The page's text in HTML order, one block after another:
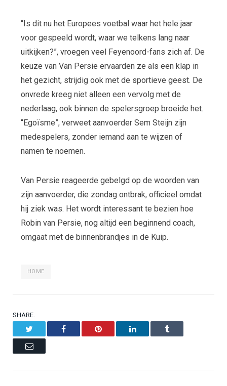
“Is dit nu het Europees voetbal waar het hele jaar
voor gespeeld wordt, waar we telkens lang naar
uitkijken?”, vroegen veel Feyenoord-fans zich af. De
keuze van Van Persie ervaarden ze als een klap in
het gezicht, strijdig ook met de sportieve geest. De
onvrede kreeg niet alleen een vervolg met de
nederlaag, ook binnen de spelersgroep broeide het.
“Egoïsme”, verweet aanvoerder Sem Steijn zijn
medespelers, zonder iemand aan te wijzen of
namen te noemen.
Van Persie reageerde gebelgd op de woorden van
zijn aanvoerder, die zondag ontbrak, officieel omdat
hij ziek was. Het wordt interessant te bezien hoe
Robin van Persie, nog altijd een beginnend coach,
omgaat met de binnenbrandjes in de Kuip.
HOME
SHARE.
Facebook Pinterest LinkedIn Tumblr
Email